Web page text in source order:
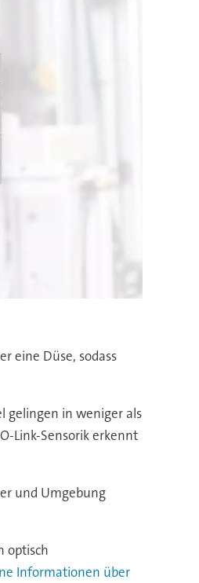
eine Düse, sodass
gelingen in weniger als
Link-Sensorik erkennt
und Umgebung
optisch
Informationen über